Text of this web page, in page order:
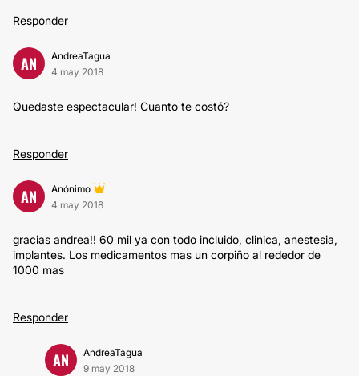
Responder
AN
AndreaTagua
4 may 2018
Quedaste espectacular! Cuanto te costó?
Responder
AN
Anónimo
4 may 2018
gracias andrea!! 60 mil ya con todo incluido, clinica, anestesia,
implantes. Los medicamentos mas un corpiño al rededor de
1000 mas
Responder
AN
AndreaTagua
9 may 2018